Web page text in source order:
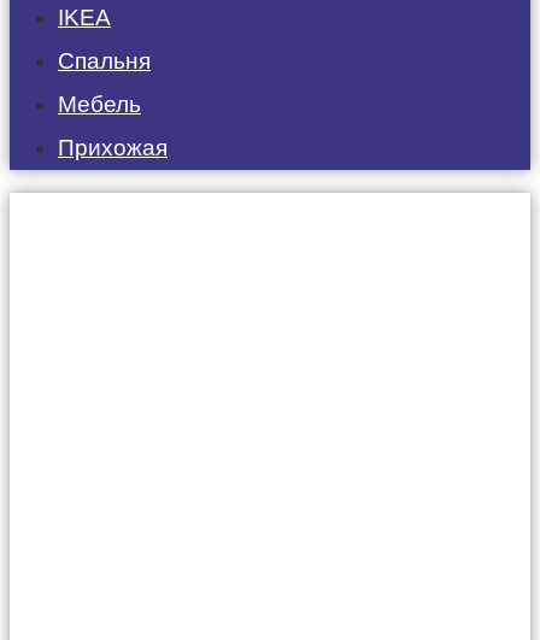
IKEA
Спальня
Мебель
Прихожая